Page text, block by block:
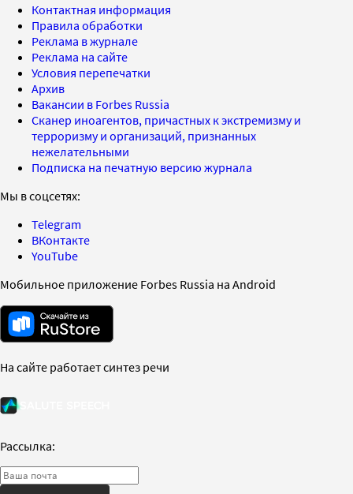
Контактная информация
Правила обработки
Реклама в журнале
Реклама на сайте
Условия перепечатки
Архив
Вакансии в Forbes Russia
Сканер иноагентов, причастных к экстремизму и
терроризму и организаций, признанных
нежелательными
Подписка на печатную версию журнала
Мы в соцсетях:
Telegram
ВКонтакте
YouTube
Мобильное приложение Forbes Russia на Android
На сайте работает синтез речи
Рассылка: